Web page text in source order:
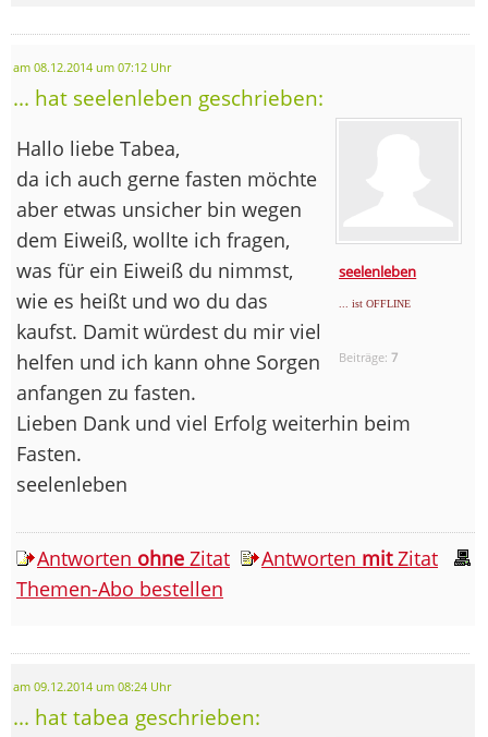
am 08.12.2014 um 07:12 Uhr
... hat seelenleben geschrieben:
seelenleben
... ist OFFLINE
Beiträge:7
Hallo liebe Tabea,
da ich auch gerne fasten möchte
aber etwas unsicher bin wegen
dem Eiweiß, wollte ich fragen,
was für ein Eiweiß du nimmst,
wie es heißt und wo du das
kaufst. Damit würdest du mir viel
helfen und ich kann ohne Sorgen
anfangen zu fasten.
Lieben Dank und viel Erfolg weiterhin beim
Fasten.
seelenleben
Antworten ohne Zitat Antworten mitZitat
Themen-Abo bestellen
am 09.12.2014 um 08:24 Uhr
... hat tabea geschrieben: